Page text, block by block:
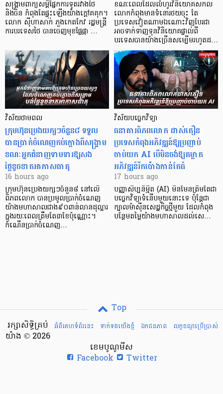
សង្គ្រាមពាក្យសម្តីផ្នែកការទូតរវាងថៃ
និងចិន កំពុងតែផ្ទុះឡើងយ៉ាងក្តៅគគុក។
លោក ស៊ីហាសាក់ ភួងកេតកែវ រដ្ឋមន្ត្រី
ការបរទេសថៃ បានចេញមុខផ្លែផ្កា …
ខណៈពេលដែលលំហូរវិនិយោគសកល
លោកកំពុងមានទំនោរថយចុះ តែ
ប្រទេសវៀតណាមឯណោះវិញបែរជា
អាចទាក់ទាញទុនវិនិយោគផ្ទាល់ពី
បរទេសបានយ៉ាងច្រើនសម្បើមរហូតដ…
វិស័យថាមពល
ក្រុមហ៊ុនប្រេងយក្សៗចំនួន៨ ទទួល
បានប្រាក់ចំណេញកប់ក្តោងពីសង្គ្រាម
ខណៈអ្នកជំនាញទាមទារឱ្យសង
ថ្លៃខូចខាតអាកាសធាតុ
16 hours ago
ក្រុមហ៊ុនប្រេងយក្សៗចំនួន៨ នៅលើ
ពិភពលោក បានប្រមូលប្រាក់ចំណេញ
យ៉ាងមហាសាលជាង៩០ពាន់លានដុល្លារ
ក្នុងរយៈពេលត្រឹមតែ៣ខែប៉ុណ្ណោះ។
កំណើនប្រាក់ចំណេញ…
វិស័យបច្ចេកវិទ្យា
ធនាគារពិភពលោក ដាស់តឿន
ប្រទេសកំពុងអភិវឌ្ឍន៍ឱ្យប្រញាប់
ចាប់យក AI បើមិនចង់ឱ្យគម្លាត
អភិវឌ្ឍន៍រីកប៉ោងកាន់តែធំ
17 hours ago
បញ្ញាសិប្បនិម្មិត (AI) មិនមែនត្រឹមតែជា
បច្ចេកវិទ្យាទំនើបមួយនោះទេ ប៉ុន្តែជា
ក្បាលម៉ាស៊ីនសេដ្ឋកិច្ចថ្មីមួយ ដែលកំពុង
បន្ថែមតម្លៃយ៉ាងមហាសាលដល់សេ…
Top
អំពីគេហទំព័រនេះ
ទាក់ទងយើងខ្ញំ ឯកជនភាព លក្ខខណ្ឌ​ប្រើ​ប្រាស់
រក្សាសិទ្ធិគ្រប់
យ៉ាង © 2026
ខេមបូណូមីស
Facebook
Twitter